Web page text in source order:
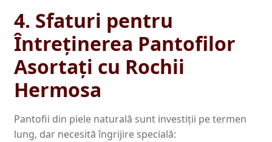
4. Sfaturi pentru
Întreținerea Pantofilor
Asortați cu Rochii
Hermosa
Pantofii din piele naturală sunt investiții pe termen
lung, dar necesită îngrijire specială: